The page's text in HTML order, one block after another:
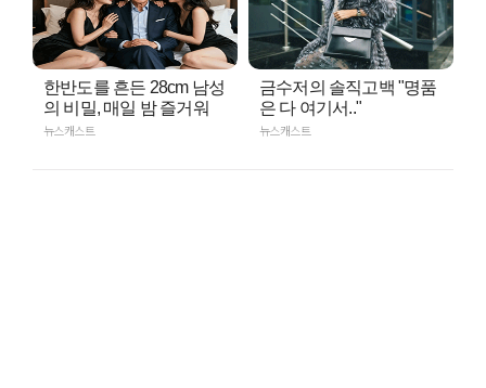
한반도를 흔든 28cm 남성
의 비밀, 매일 밤 즐거워
뉴스캐스트
금수저의 솔직고백 "명품
은 다 여기서.."
뉴스캐스트